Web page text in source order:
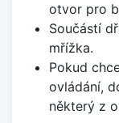
otvor pro
Součástí
mřížka.
Pokud
ovládání,
některý z